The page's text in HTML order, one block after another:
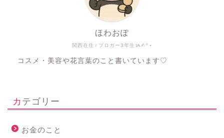
関西在住♀ブロガー3年生ᝰ✍︎꙳⋆
ほわおぽ
コスメ・美容や花言葉のこと書いています♡
カテゴリー
お金のこと